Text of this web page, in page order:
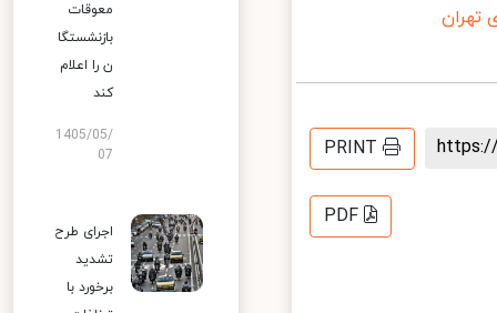
PRINT
PDF
معوقات
بازنشستگا
ن را اعلام
کند
1405/05/
07
اجرای طرح
تشدید
برخورد با